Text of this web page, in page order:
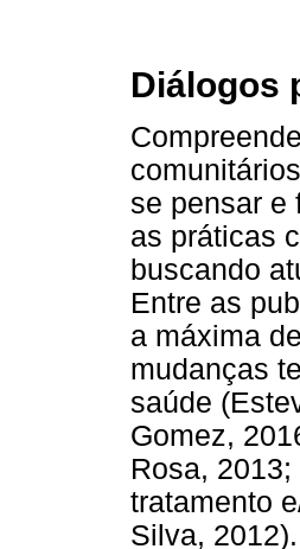
Diálogos
se pensar e
as práticas
buscando
Entre as
a máxima
mudanças
saúde
Gomez,
Rosa,
tratamento
Silva, 2012).